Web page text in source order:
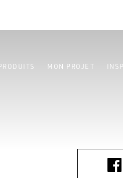
MON PROJET